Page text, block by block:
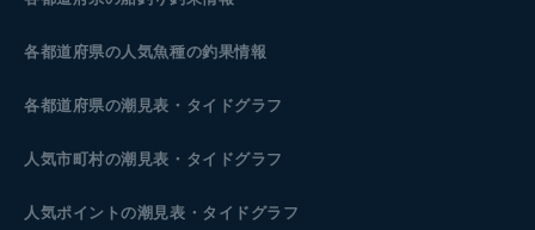
各都道府県の人気魚種の釣果情報
各都道府県の潮見表 ・タイドグラフ
人気市町村の潮見表・タイドグラフ
人気ポイントの潮見表・タイドグラフ